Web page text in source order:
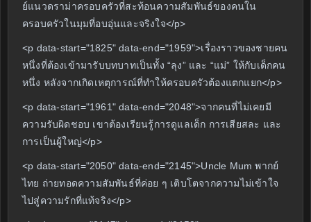
ย์แนวดราม่าครอบครัวที่สะท้อนความสัมพันธ์ของคนใน
ครอบครัวในมุมที่อบอุ่นและจริงใจ</p>
<p data-start="1825" data-end="1959">เรื่องราวของชายคน
หนึ่งที่ต้องเข้ามารับบทบาทเป็นทั้ง “ลุง” และ “แม่” ให้กับเด็กคน
หนึ่ง หลังจากเกิดเหตุการณ์ที่ทำให้ครอบครัวต้องแตกแยก</p>
<p data-start="1961" data-end="2048">จากคนที่ไม่เคยมี
ความรับผิดชอบ เขาต้องเรียนรู้การดูแลเด็ก การเสียสละ และ
การเป็นผู้ใหญ่</p>
<p data-start="2050" data-end="2145">Uncle Mum พากย์
ไทย ถ่ายทอดความสัมพันธ์ที่ค่อย ๆ เติบโตจากความไม่เข้าใจ
ไปสู่ความรักที่แท้จริง</p>